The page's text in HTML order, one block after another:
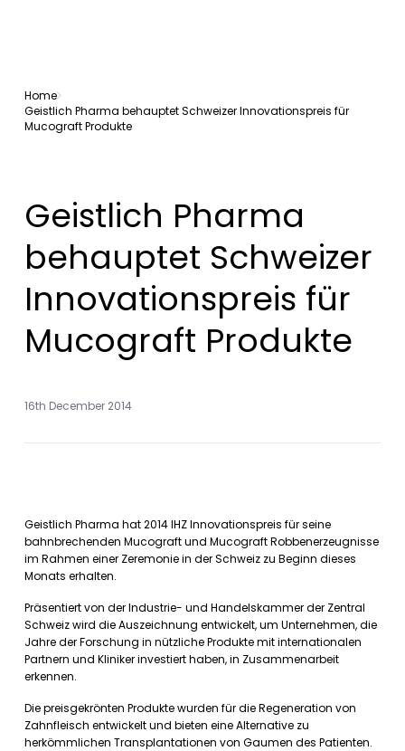
Home
Geistlich Pharma behauptet Schweizer Innovationspreis für
Mucograft Produkte
Geistlich Pharma
behauptet Schweizer
Innovationspreis für
Mucograft Produkte
16th December 2014
Geistlich Pharma hat 2014 IHZ Innovationspreis für seine
bahnbrechenden Mucograft und Mucograft Robbenerzeugnisse
im Rahmen einer Zeremonie in der Schweiz zu Beginn dieses
Monats erhalten.
Präsentiert von der Industrie- und Handelskammer der Zentral
Schweiz wird die Auszeichnung entwickelt, um Unternehmen, die
Jahre der Forschung in nützliche Produkte mit internationalen
Partnern und Kliniker investiert haben, in Zusammenarbeit
erkennen.
Die preisgekrönten Produkte wurden für die Regeneration von
Zahnfleisch entwickelt und bieten eine Alternative zu
herkömmlichen Transplantationen von Gaumen des Patienten.